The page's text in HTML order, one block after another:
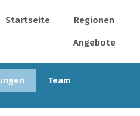
Startseite Regionen
Angebote
Team